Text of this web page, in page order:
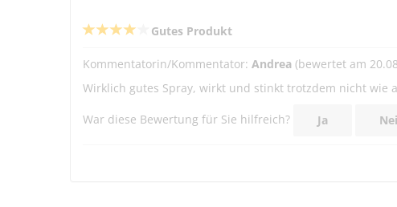
Gutes Produkt
Kommentatorin/Kommentator: Andrea (bewertet am
Wirklich gutes Spray, wirkt und stinkt trotzdem nicht wie
War diese Bewertung für Sie hilfreich? Ja